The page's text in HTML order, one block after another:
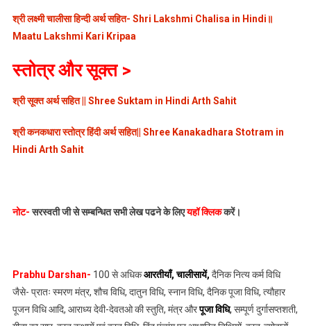
श्री लक्ष्मी चालीसा हिन्दी अर्थ सहित- Shri Lakshmi Chalisa in Hindi॥
Maatu Lakshmi Kari Kripaa
स्तोत्र औरसूक्त>
श्री सूक्त अर्थ सहित || Shree Suktam in Hindi Arth Sahit
श्री कनकधारा स्तोत्र हिंदी अर्थ सहित|| Shree Kanakadhara Stotram in
Hindi Arth Sahit
नोट-सरस्वती जी से सम्बन्धित सभी लेख पढने के लिएयहॉ क्लिककरें।
Prabhu Darshan- 100 से अधिकआरतीयाँ,चालीसायें, दैनिक नित्य कर्म विधि
जैसे- प्रातः स्मरण मंत्र, शौच विधि, दातुन विधि, स्नान विधि, दैनिक पूजा विधि, त्यौहार
पूजन विधि आदि, आराध्य देवी-देवतओ की स्तुति, मंत्र औरपूजा विधि, सम्पूर्ण दुर्गासप्तशती,